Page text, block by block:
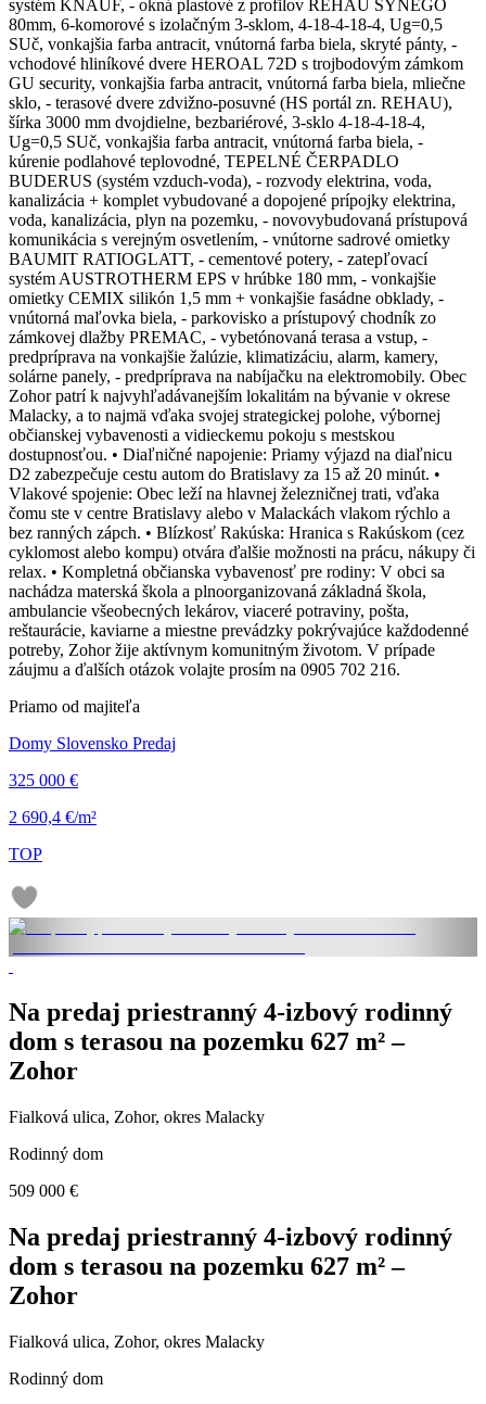
systém KNAUF, - okná plastové z profilov REHAU SYNEGO
80mm, 6-komorové s izolačným 3-sklom, 4-18-4-18-4, Ug=0,5
SUč, vonkajšia farba antracit, vnútorná farba biela, skryté pánty, -
vchodové hliníkové dvere HEROAL 72D s trojbodovým zámkom
GU security, vonkajšia farba antracit, vnútorná farba biela, mliečne
sklo, - terasové dvere zdvižno-posuvné (HS portál zn. REHAU),
šírka 3000 mm dvojdielne, bezbariérové, 3-sklo 4-18-4-18-4,
Ug=0,5 SUč, vonkajšia farba antracit, vnútorná farba biela, -
kúrenie podlahové teplovodné, TEPELNÉ ČERPADLO
BUDERUS (systém vzduch-voda), - rozvody elektrina, voda,
kanalizácia + komplet vybudované a dopojené prípojky elektrina,
voda, kanalizácia, plyn na pozemku, - novovybudovaná prístupová
komunikácia s verejným osvetlením, - vnútorne sadrové omietky
BAUMIT RATIOGLATT, - cementové potery, - zatepľovací
systém AUSTROTHERM EPS v hrúbke 180 mm, - vonkajšie
omietky CEMIX silikón 1,5 mm + vonkajšie fasádne obklady, -
vnútorná maľovka biela, - parkovisko a prístupový chodník zo
zámkovej dlažby PREMAC, - vybetónovaná terasa a vstup, -
predpríprava na vonkajšie žalúzie, klimatizáciu, alarm, kamery,
solárne panely, - predpríprava na nabíjačku na elektromobily. Obec
Zohor patrí k najvyhľadávanejším lokalitám na bývanie v okrese
Malacky, a to najmä vďaka svojej strategickej polohe, výbornej
občianskej vybavenosti a vidieckemu pokoju s mestskou
dostupnosťou. • Diaľničné napojenie: Priamy výjazd na diaľnicu
D2 zabezpečuje cestu autom do Bratislavy za 15 až 20 minút. •
Vlakové spojenie: Obec leží na hlavnej železničnej trati, vďaka
čomu ste v centre Bratislavy alebo v Malackách vlakom rýchlo a
bez ranných zápch. • Blízkosť Rakúska: Hranica s Rakúskom (cez
cyklomost alebo kompu) otvára ďalšie možnosti na prácu, nákupy či
relax. • Kompletná občianska vybavenosť pre rodiny: V obci sa
nachádza materská škola a plnoorganizovaná základná škola,
ambulancie všeobecných lekárov, viaceré potraviny, pošta,
reštaurácie, kaviarne a miestne prevádzky pokrývajúce každodenné
potreby, Zohor žije aktívnym komunitným životom. V prípade
záujmu a ďalších otázok volajte prosím na 0905 702 216.
Priamo od majiteľa
Domy Slovensko Predaj
325 000 €
2 690,4 €/m²
TOP
Na predaj priestranný 4-izbový rodinný
dom s terasou na pozemku 627 m² –
Zohor
Fialková ulica, Zohor, okres Malacky
Rodinný dom
509 000 €
Na predaj priestranný 4-izbový rodinný
dom s terasou na pozemku 627 m² –
Zohor
Fialková ulica, Zohor, okres Malacky
Rodinný dom